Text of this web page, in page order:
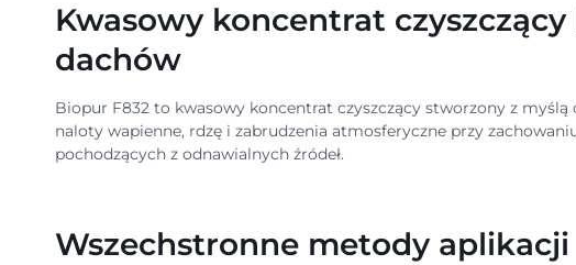
Kwasowy koncentrat
dachów
Biopur F832 to kwasowy koncentrat czyszczący stworzony z
naloty wapienne, rdzę i zabrudzenia atmosferyczne przy
pochodzących z odnawialnych źródeł.
Wszechstronne metody aplikacji